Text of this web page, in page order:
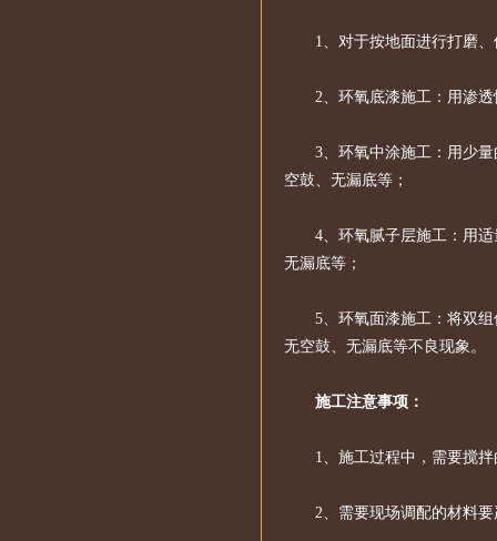
1、对于按地面进行打磨
2、环氧底漆施工：用渗
3、环氧中涂施工：用少
空鼓、无漏底等；
4、环氧腻子层施工：用
无漏底等；
5、环氧面漆施工：将双
无空鼓、无漏底等不良现象。
施工注意事项：
1、施工过程中，需要搅
2、需要现场调配的材料